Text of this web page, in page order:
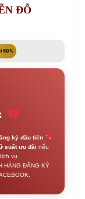
ĐỖ
50%
ký đầu tiên
suất ưu đãi nếu
vụ.
HÀNG ĐĂNG KÝ